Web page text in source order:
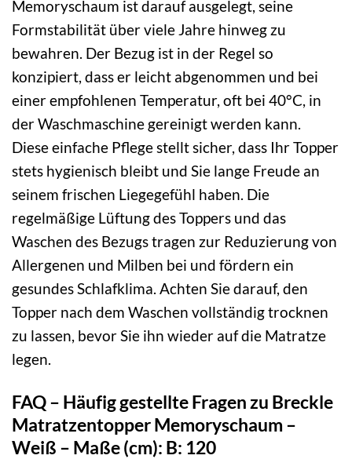
Memoryschaum ist darauf ausgelegt, seine
Formstabilität über viele Jahre hinweg zu
bewahren. Der Bezug ist in der Regel so
konzipiert, dass er leicht abgenommen und bei
einer empfohlenen Temperatur, oft bei 40°C, in
der Waschmaschine gereinigt werden kann.
Diese einfache Pflege stellt sicher, dass Ihr Topper
stets hygienisch bleibt und Sie lange Freude an
seinem frischen Liegegefühl haben. Die
regelmäßige Lüftung des Toppers und das
Waschen des Bezugs tragen zur Reduzierung von
Allergenen und Milben bei und fördern ein
gesundes Schlafklima. Achten Sie darauf, den
Topper nach dem Waschen vollständig trocknen
zu lassen, bevor Sie ihn wieder auf die Matratze
legen.
FAQ – Häufig gestellte Fragen zu Breckle
Matratzentopper Memoryschaum –
Weiß – Maße (cm): B: 120